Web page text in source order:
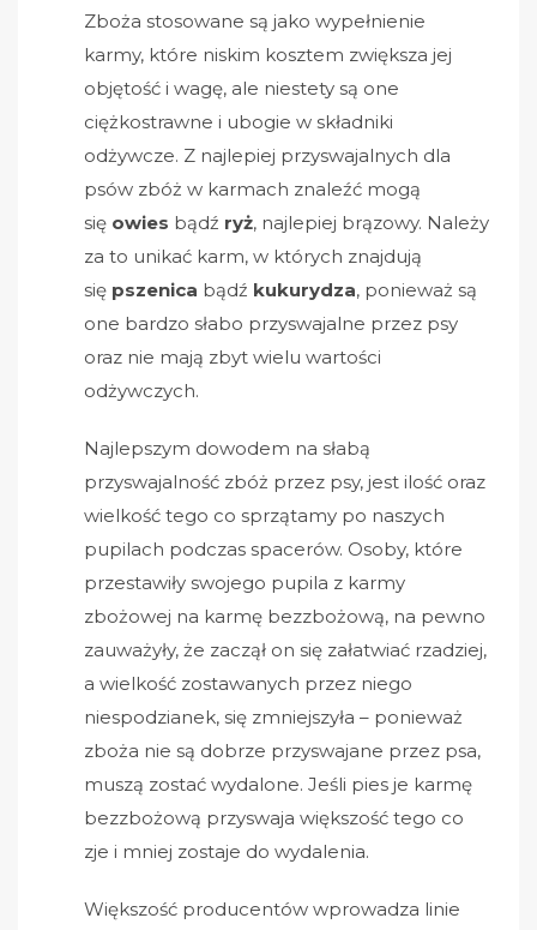
Zboża stosowane są jako wypełnienie
karmy, które niskim kosztem zwiększa jej
objętość i wagę, ale niestety są one
ciężkostrawne i ubogie w składniki
odżywcze. Z najlepiej przyswajalnych dla
psów zbóż w karmach znaleźć mogą
się owies bądź ryż, najlepiej brązowy. Należy
za to unikać karm, w których znajdują
się pszenica bądź kukurydza, ponieważ są
one bardzo słabo przyswajalne przez psy
oraz nie mają zbyt wielu wartości
odżywczych.
Najlepszym dowodem na słabą
przyswajalność zbóż przez psy, jest ilość oraz
wielkość tego co sprzątamy po naszych
pupilach podczas spacerów. Osoby, które
przestawiły swojego pupila z karmy
zbożowej na karmę bezzbożową, na pewno
zauważyły, że zaczął on się załatwiać rzadziej,
a wielkość zostawanych przez niego
niespodzianek, się zmniejszyła – ponieważ
zboża nie są dobrze przyswajane przez psa,
muszą zostać wydalone. Jeśli pies je karmę
bezzbożową przyswaja większość tego co
zje i mniej zostaje do wydalenia.
Większość producentów wprowadza linie